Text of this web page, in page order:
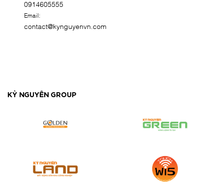
0914605555
Email:
contact@kynguyenvn.com
KỶ NGUYÊN GROUP